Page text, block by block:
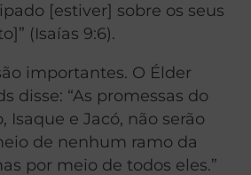
[estiver] sobre os seus
(Isaías 9:6).
importantes. O Élder
disse: “As promessas do
Isaque e Jacó, não serão
de nenhum ramo da
por meio de todos eles.”